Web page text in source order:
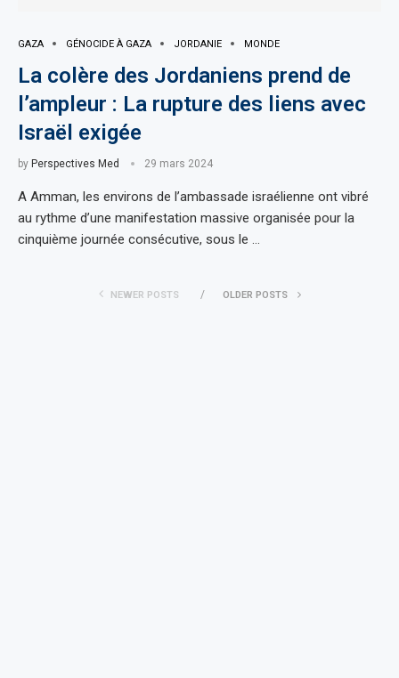
GAZA GÉNOCIDE À GAZA JORDANIE MONDE
La colère des Jordaniens prend de
l’ampleur : La rupture des liens avec
Israël exigée
by Perspectives Med 29 mars 2024
A Amman, les environs de l’ambassade israélienne ont vibré
au rythme d’une manifestation massive organisée pour la
cinquième journée consécutive, sous le …
NEWER POSTS OLDER POSTS